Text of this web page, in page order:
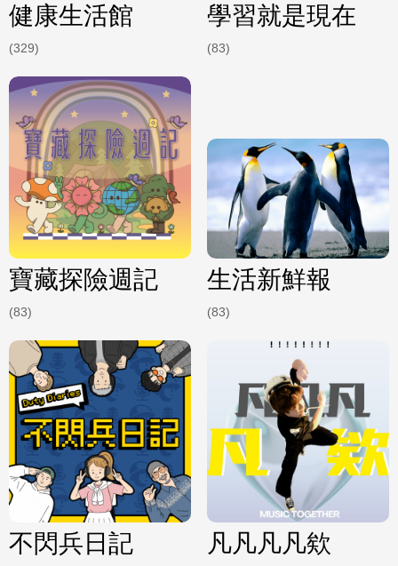
健康生活館
(329)
學習就是現在
(83)
寶藏探險週記
(83)
生活新鮮報
(83)
不閃兵日記 凡凡凡凡欸